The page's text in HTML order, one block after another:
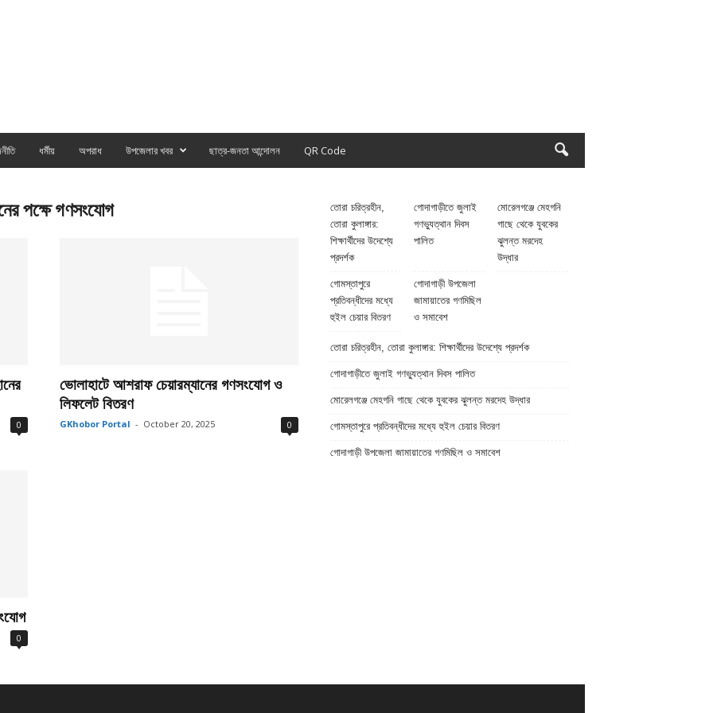
ধর্মীয় অপরাধ উপজেলার খবর ছাত্র-জনতা আন্দোলন QR Code
পক্ষে গণসংযোগ
0
ভোলাহাটে আশরাফ চেয়ারম্যানের গণসংযোগ ও
লিফলেট বিতরণ
GKhobor Portal - October 20, 2025 0
0
তোরা চরিত্রহীন,
তোরা কুলাঙ্গার:
শিক্ষার্থীদের উদেশ্যে
প্রদর্শক
গোদাগাড়ীতে জুলাই
গণভ্যুত্থান দিবস
পালিত
মোরেলগঞ্জে মেহগনি
গাছে থেকে যুবকের
ঝুলন্ত মরদেহ
উদ্ধার
গোমস্তাপুরে
প্রতিবন্ধীদের মধ্যে
হুইল চেয়ার বিতরণ
গোদাগাড়ী উপজেলা
জামায়াতের গণমিছিল
ও সমাবেশ
তোরা চরিত্রহীন, তোরা কুলাঙ্গার: শিক্ষার্থীদের উদেশ্যে প্রদর্শক
গোদাগাড়ীতে জুলাই গণভ্যুত্থান দিবস পালিত
মোরেলগঞ্জে মেহগনি গাছে থেকে যুবকের ঝুলন্ত মরদেহ উদ্ধার
গোমস্তাপুরে প্রতিবন্ধীদের মধ্যে হুইল চেয়ার বিতরণ
গোদাগাড়ী উপজেলা জামায়াতের গণমিছিল ও সমাবেশ